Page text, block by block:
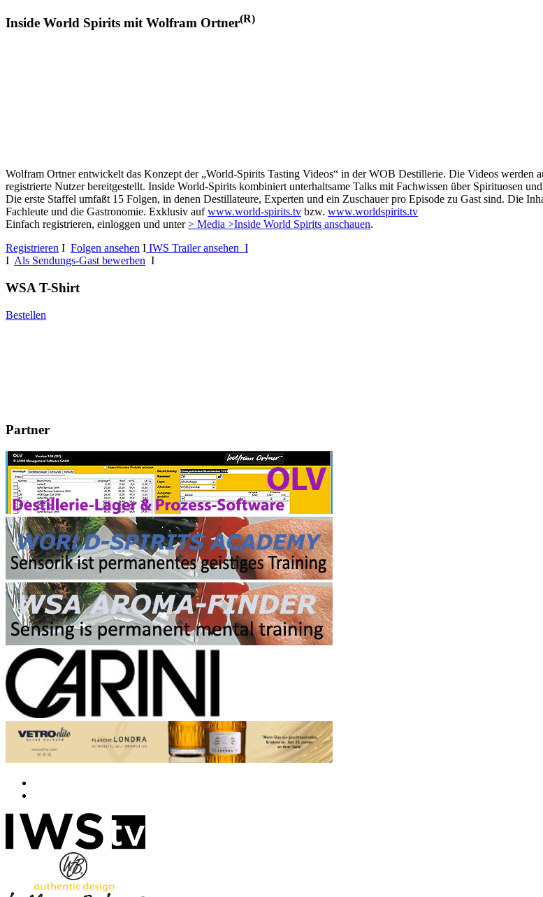
Inside World Spirits mit Wolfram Ortner(R)
Wolfram Ortner entwickelt das Konzept der „World-Spirits Tasting Videos“ in der WOB Destillerie. Die Videos
registrierte Nutzer bereitgestellt. Inside World-Spirits kombiniert unterhaltsame Talks mit Fachwissen über Spirituosen
Die erste Staffel umfaßt 15 Folgen, in denen Destillateure, Experten und ein Zuschauer pro Episode zu Gast sind. Die
Fachleute und die Gastronomie. Exklusiv aufwww.world-spirits.tv bzw. www.worldspirits.tv
Einfach registrieren, einloggen und unter> Media >Inside World Spirits anschauen.
Registrieren I Folgen ansehen I IWS Trailer ansehen I
I Als Sendungs-Gast bewerben I
WSA T-Shirt
Bestellen
Partner